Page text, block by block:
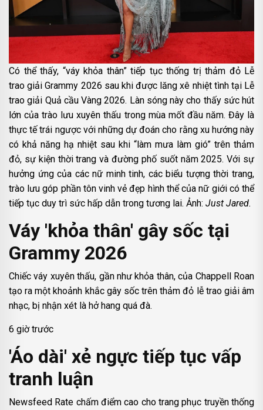
Có thể thấy, “váy khỏa thân” tiếp tục thống trị thảm đỏ Lễ
trao giải Grammy 2026 sau khi được lăng xê nhiệt tình tại Lễ
trao giải Quả cầu Vàng 2026. Làn sóng này cho thấy sức hút
lớn của trào lưu xuyên thấu trong mùa mốt đầu năm. Đây là
thực tế trái ngược với những dự đoán cho rằng xu hướng này
có khả năng hạ nhiệt sau khi “làm mưa làm gió” trên thảm
đỏ, sự kiện thời trang và đường phố suốt năm 2025. Với sự
hưởng ứng của các nữ minh tinh, các biểu tượng thời trang,
trào lưu góp phần tôn vinh vẻ đẹp hình thể của nữ giới có thể
tiếp tục duy trì sức hấp dẫn trong tương lai. Ảnh: Just Jared.
Váy 'khỏa thân' gây sốc tại
Grammy 2026
Chiếc váy xuyên thấu, gần như khỏa thân, của Chappell Roan
tạo ra một khoảnh khắc gây sốc trên thảm đỏ lễ trao giải âm
nhạc, bị nhận xét là hở hang quá đà.
6 giờ trước
'Áo dài' xẻ ngực tiếp tục vấp
tranh luận
Newsfeed Rate chấm điểm cao cho trang phục truyền thống